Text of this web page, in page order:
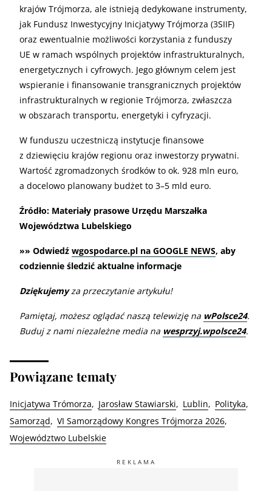
krajów Trójmorza, ale istnieją dedykowane instrumenty,
jak Fundusz Inwestycyjny Inicjatywy Trójmorza (3SIIF)
oraz ewentualnie możliwości korzystania z funduszy
UE w ramach wspólnych projektów infrastrukturalnych,
energetycznych i cyfrowych. Jego głównym celem jest
wspieranie i finansowanie transgranicznych projektów
infrastrukturalnych w regionie Trójmorza, zwłaszcza
w obszarach transportu, energetyki i cyfryzacji.
W funduszu uczestniczą instytucje finansowe
z dziewięciu krajów regionu oraz inwestorzy prywatni.
Wartość zgromadzonych środków to ok. 928 mln euro,
a docelowo planowany budżet to 3–5 mld euro.
Źródło: Materiały prasowe Urzędu Marszałka
Województwa Lubelskiego
»» Odwiedź wgospodarce.pl na GOOGLE NEWS, aby
codziennie śledzić aktualne informacje
Dziękujemyza przeczytanie artykułu!
Pamiętaj, możesz oglądać naszą telewizję na wPolsce24.
Buduj z nami niezależne media na wesprzyj.wpolsce24.
Powiązane tematy
Inicjatywa Trómorza Jarosław Stawiarski Lublin
Polityka
Samorząd
VI Samorządowy Kongres Trójmorza 2026
Województwo Lubelskie